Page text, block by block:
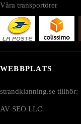
Våra transportörer
WEBBPLATS
strandklanning.se tillhör:
AV SEO LLC